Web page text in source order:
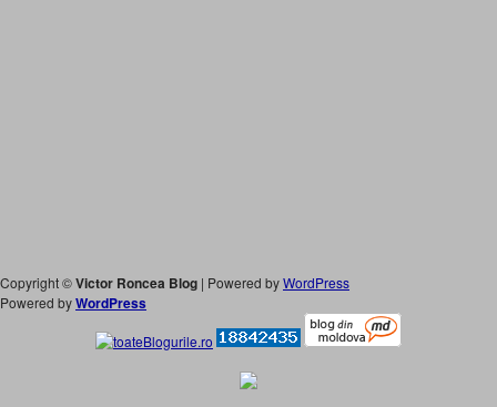
Copyright ©Victor Roncea Blog | Powered byWordPress
Powered byWordPress